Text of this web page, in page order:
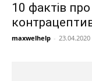
10 фактів
maxwelhelp - 23.04.2020